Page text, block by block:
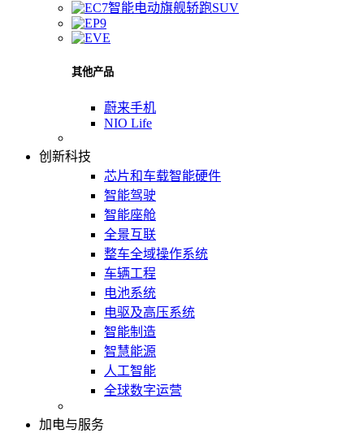
智能电动旗舰轿跑SUV
其他产品
蔚来手机
NIO Life
创新科技
芯片和车载智能硬件
智能驾驶
智能座舱
全景互联
整车全域操作系统
车辆工程
电池系统
电驱及高压系统
智能制造
智慧能源
人工智能
全球数字运营
加电与服务